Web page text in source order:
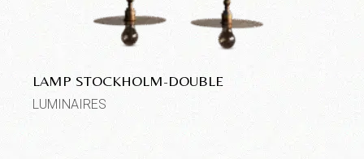
LAMP STOCKHOLM-DOUBLE
LUMINAIRES